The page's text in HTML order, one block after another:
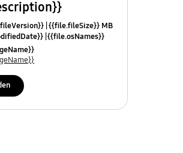
{{file.fileSize}} MB
{{file.osNames}}